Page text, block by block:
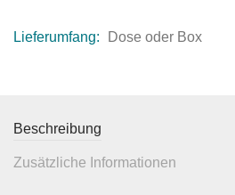
Lieferumfang: Dose oder Box
Beschreibung
Zusätzliche Informationen